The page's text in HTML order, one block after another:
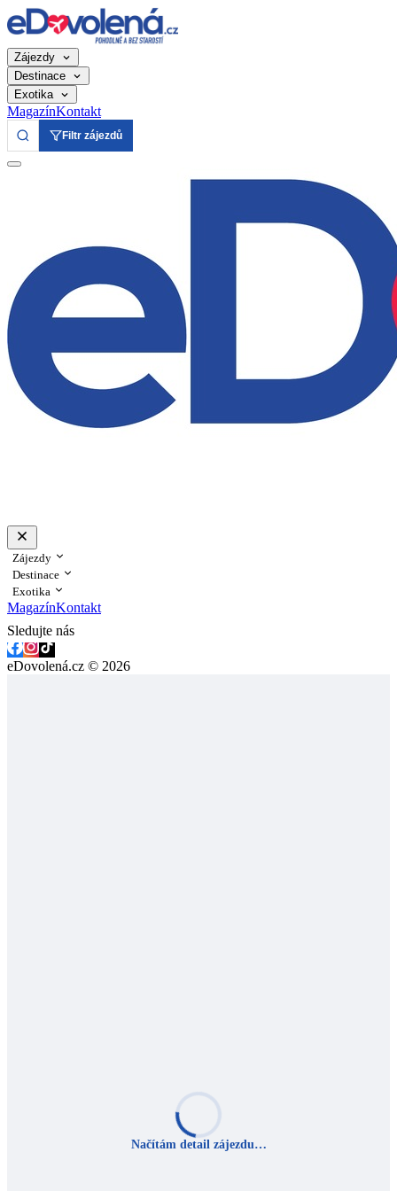
Zájezdy
Destinace
Exotika
MagazínKontakt
Filtr zájezdů
Zájezdy
Destinace
Exotika
MagazínKontakt
Sledujte nás
eDovolená.cz © 2026
Načítám detail zájezdu…